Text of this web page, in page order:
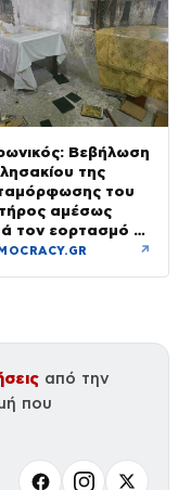
Βεβήλωση
της
του
αμέσως
τον εορτασμό –
εικόνες στην
↗
από την
που